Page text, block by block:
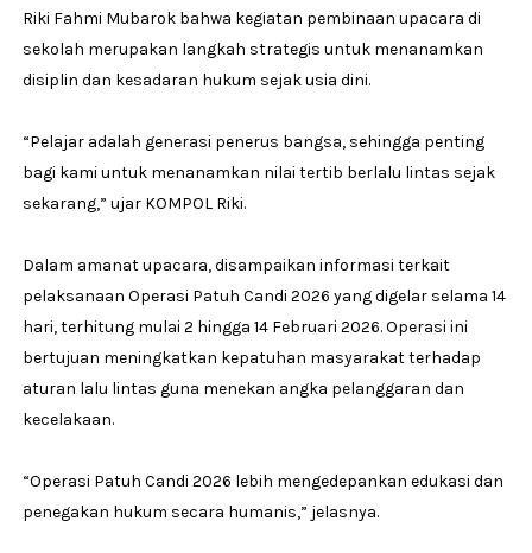
Riki Fahmi Mubarok bahwa kegiatan pembinaan upacara di
sekolah merupakan langkah strategis untuk menanamkan
disiplin dan kesadaran hukum sejak usia dini.
“Pelajar adalah generasi penerus bangsa, sehingga penting
bagi kami untuk menanamkan nilai tertib berlalu lintas sejak
sekarang,” ujar KOMPOL Riki.
Dalam amanat upacara, disampaikan informasi terkait
pelaksanaan Operasi Patuh Candi 2026 yang digelar selama 14
hari, terhitung mulai 2 hingga 14 Februari 2026. Operasi ini
bertujuan meningkatkan kepatuhan masyarakat terhadap
aturan lalu lintas guna menekan angka pelanggaran dan
kecelakaan.
“Operasi Patuh Candi 2026 lebih mengedepankan edukasi dan
penegakan hukum secara humanis,” jelasnya.